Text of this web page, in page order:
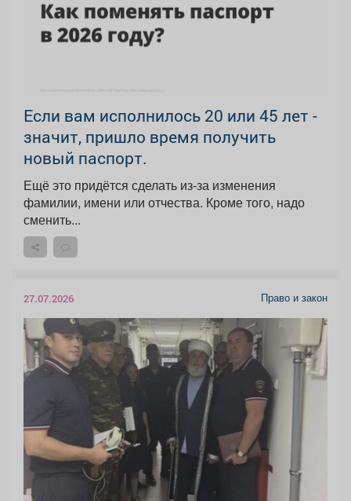
Если вам исполнилось 20 или 45 лет -
значит, пришло время получить
новый паспорт.
Ещё это придётся сделать из-за изменения
фамилии, имени или отчества. Кроме того, надо
сменить...
27.07.2026 Право и закон